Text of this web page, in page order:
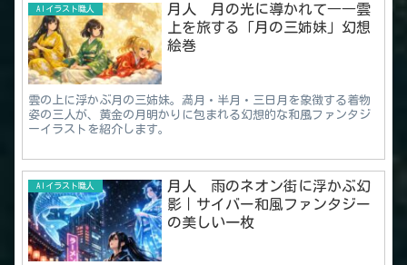
AIイラスト職人
月人 月の光に導かれて――雲
上を旅する「月の三姉妹」幻想
絵巻
雲の上に浮かぶ月の三姉妹。満月・半月・三日月を象徴する着物
姿の三人が、黄金の月明かりに包まれる幻想的な和風ファンタジ
ーイラストを紹介します。
AIイラスト職人
月人 雨のネオン街に浮かぶ幻
影｜サイバー和風ファンタジー
の美しい一枚